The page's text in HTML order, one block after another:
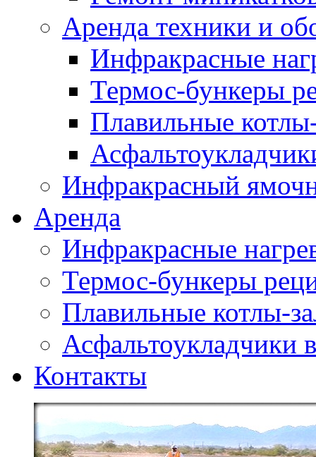
Аренда техники и
Инфракрасные
Термос-бункеры
Плавильные
Инфракрасный
Аренда
Инфракрасные
Термос-бункеры
Плавильные котлы-
Асфальтоукладчики
Контакты